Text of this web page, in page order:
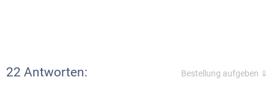
22 Antworten: Bestellung aufgeben ⇓